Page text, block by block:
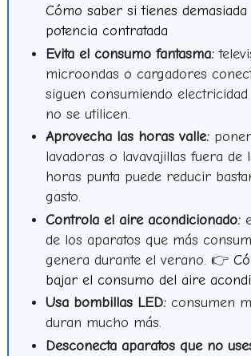
Cómo saber si tienes demasiada
potencia contratada
Evita el consumo fantasma:
microondas o cargadores
siguen consumiendo electricidad
no se utilicen.
Aprovecha las horas valle:poner
lavadoras o lavavajillas fuera de
horas punta puede reducir
gasto.
Controla el aire acondicionado:
de los aparatos que más
genera durante el verano. 👉
bajar el consumo del aire
Usa bombillas LED:consumen
duran mucho más.
Desconecta aparatos que no